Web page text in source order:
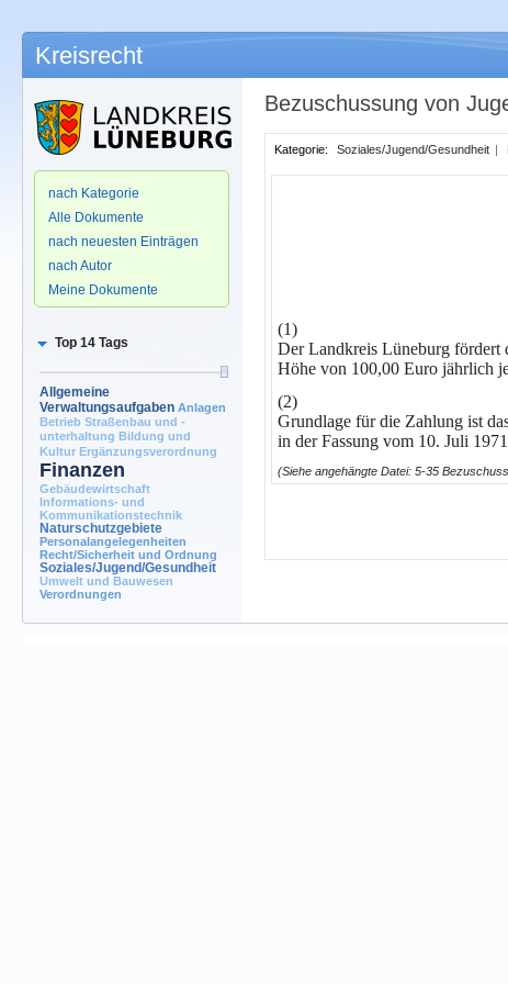
Kreisrecht
nach Kategorie
Alle Dokumente
nach neuesten Einträgen
nach Autor
Meine Dokumente
Top 14 Tags
Allgemeine
Verwaltungsaufgaben Anlagen
Betrieb Straßenbau und -
unterhaltung Bildung und
Kultur Ergänzungsverordnung
Finanzen
Gebäudewirtschaft
Informations- und
Kommunikationstechnik
Naturschutzgebiete
Personalangelegenheiten
Recht/Sicherheit und Ordnung
Soziales/Jugend/Gesundheit
Umwelt und Bauwesen
Verordnungen
Bezuschussung von
Kategorie: Soziales/Jugend/Gesundheit |
(1)
Der Landkreis Lüneburg fördert
Höhe von 100,00 Euro jährlich
(2)
Grundlage für die Zahlung ist
in der Fassung vom 10. Juli
(Siehe angehängte Datei: 5-35